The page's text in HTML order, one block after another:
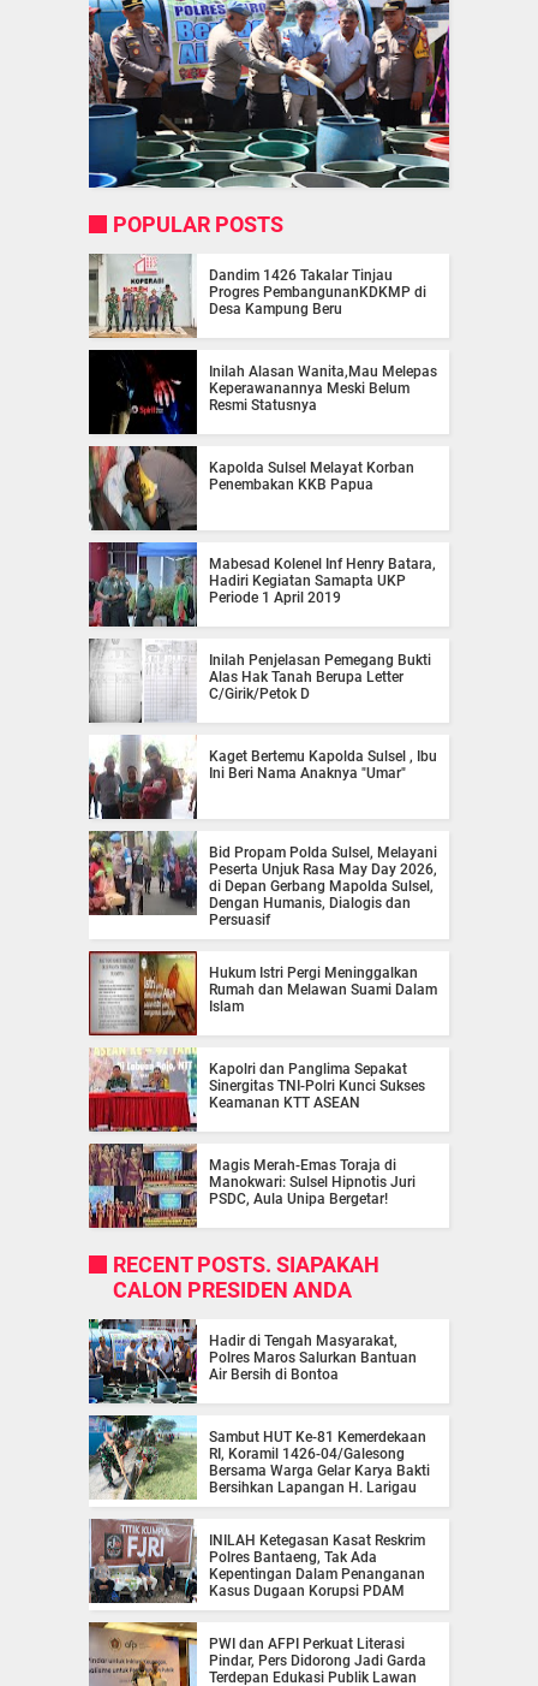
POPULAR POSTS
Dandim 1426 Takalar Tinjau
Progres PembangunanKDKMP di
Desa Kampung Beru
Inilah Alasan Wanita,Mau Melepas
Keperawanannya Meski Belum
Resmi Statusnya
Kapolda Sulsel Melayat Korban
Penembakan KKB Papua
Mabesad Kolenel Inf Henry Batara,
Hadiri Kegiatan Samapta UKP
Periode 1 April 2019
Inilah Penjelasan Pemegang Bukti
Alas Hak Tanah Berupa Letter
C/Girik/Petok D
Kaget Bertemu Kapolda Sulsel , Ibu
Ini Beri Nama Anaknya "Umar"
Bid Propam Polda Sulsel, Melayani
Peserta Unjuk Rasa May Day 2026,
di Depan Gerbang Mapolda Sulsel,
Dengan Humanis, Dialogis dan
Persuasif
Hukum Istri Pergi Meninggalkan
Rumah dan Melawan Suami Dalam
Islam
Kapolri dan Panglima Sepakat
Sinergitas TNI-Polri Kunci Sukses
Keamanan KTT ASEAN
Magis Merah-Emas Toraja di
Manokwari: Sulsel Hipnotis Juri
PSDC, Aula Unipa Bergetar!
RECENT POSTS. SIAPAKAH
CALON PRESIDEN ANDA
Hadir di Tengah Masyarakat,
Polres Maros Salurkan Bantuan
Air Bersih di Bontoa
Sambut HUT Ke-81 Kemerdekaan
RI, Koramil 1426-04/Galesong
Bersama Warga Gelar Karya Bakti
Bersihkan Lapangan H. Larigau
INILAH Ketegasan Kasat Reskrim
Polres Bantaeng, Tak Ada
Kepentingan Dalam Penanganan
Kasus Dugaan Korupsi PDAM
PWI dan AFPI Perkuat Literasi
Pindar, Pers Didorong Jadi Garda
Terdepan Edukasi Publik Lawan